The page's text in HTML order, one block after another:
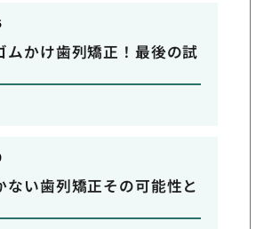
ムかけ歯列矯正！最後の試
ない歯列矯正その可能性と